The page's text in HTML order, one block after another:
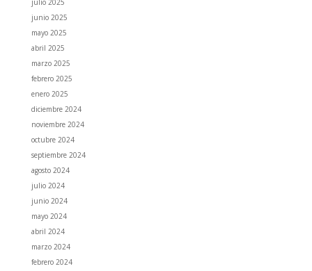
julio 2025
junio 2025
mayo 2025
abril 2025
marzo 2025
febrero 2025
enero 2025
diciembre 2024
noviembre 2024
octubre 2024
septiembre 2024
agosto 2024
julio 2024
junio 2024
mayo 2024
abril 2024
marzo 2024
febrero 2024